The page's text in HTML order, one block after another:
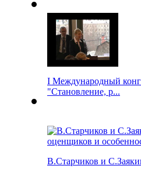
I Международный
"Становление, р...
В.Старчиков и